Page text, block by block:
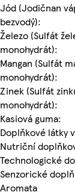
Jód (Jodičnan
bezvodý):
Železo (Sulfát
monohydrát):
Mangan (Sulfát
monohydrát):
Zinek (Sulfát
monohydrát):
Kasiová guma:
Doplňkové látky
Nutriční
Technologické
Senzorické
Aromata